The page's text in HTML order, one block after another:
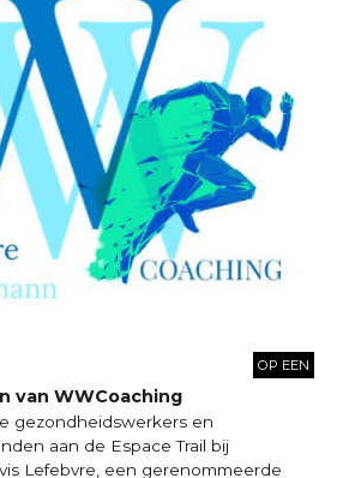
OP EEN
van WWCoaching
gezondheidswerkers en
aan de Espace Trail bij
Lefebvre, een gerenommeerde